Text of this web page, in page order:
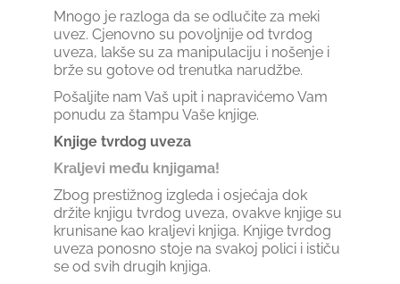
Mnogo je razloga da se odlučite za meki
uvez. Cjenovno su povoljnije od tvrdog
uveza, lakše su za manipulaciju i nošenje i
brže su gotove od trenutka narudžbe.
Pošaljite nam Vaš upit i napravićemo Vam
ponudu za štampu Vaše knjige.
Knjige tvrdog uveza
Kraljevi među knjigama!
Zbog prestižnog izgleda i osjećaja dok
držite knjigu tvrdog uveza, ovakve knjige su
krunisane kao kraljevi knjiga. Knjige tvrdog
uveza ponosno stoje na svakoj polici i ističu
se od svih drugih knjiga.